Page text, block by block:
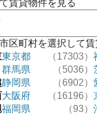
賃貸物件を見る
区町村を選択して
東京都 （17303）
群馬県
（5036）
静岡県 （6902）
大阪府 （16196）
福岡県 （93）